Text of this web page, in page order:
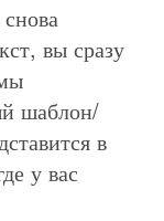
вы сразу
шаблон/
в
у вас